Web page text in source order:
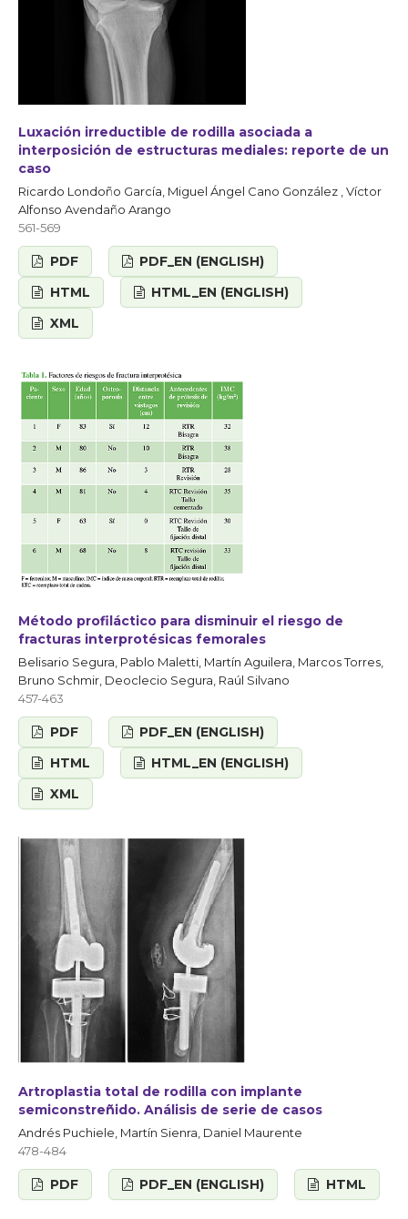
Luxación irreductible de rodilla asociada a
interposición de estructuras mediales: reporte de un
caso
Ricardo Londoño García, Miguel Ángel Cano González , Víctor
Alfonso Avendaño Arango
561-569
PDF
PDF_EN (ENGLISH)
HTML
HTML_EN (ENGLISH)
XML
Método profiláctico para disminuir el riesgo de
fracturas interprotésicas femorales
Belisario Segura, Pablo Maletti, Martín Aguilera, Marcos Torres,
Bruno Schmir, Deoclecio Segura, Raúl Silvano
457-463
PDF
PDF_EN (ENGLISH)
HTML
HTML_EN (ENGLISH)
XML
Artroplastia total de rodilla con implante
semiconstreñido. Análisis de serie de casos
Andrés Puchiele, Martín Sienra, Daniel Maurente
478-484
PDF PDF_EN (ENGLISH) HTML